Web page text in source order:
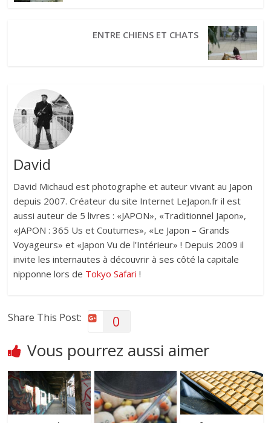
ENTRE CHIENS ET CHATS
David
David Michaud est photographe et auteur vivant au Japon
depuis 2007. Créateur du site Internet LeJapon.fr il est
aussi auteur de 5 livres : «JAPON», «Traditionnel Japon»,
«JAPON : 365 Us et Coutumes», «Le Japon – Grands
Voyageurs» et «Japon Vu de l’Intérieur» ! Depuis 2009 il
invite les internautes à découvrir à ses côté la capitale
nipponne lors de Tokyo Safari !
Share This Post: 0
Vous pourrez aussi aimer